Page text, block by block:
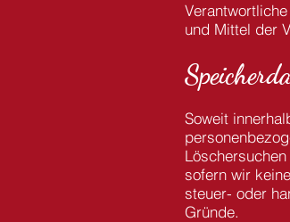
und Mittel der
Soweit
sofern wir
steuer- oder
Gründe.